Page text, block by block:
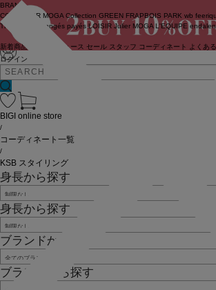
ログイン
BRAND
COUTURIER MOGA Collection GREEN FRAPBOIS PARK wb
TRISTESSE
congés payés LOISIR Julier MOGA L'EQUIPE
新着商品 ニュース セール スタッフ コーディネート よくあ
BIGI online store
/
コーディネート一覧
/
KSB スタイリング
身長から探す
身長から探す
ブランドから探す
ブランドから探す